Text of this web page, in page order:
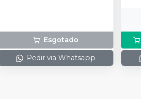
Esgotado
Pedir via Whatsapp